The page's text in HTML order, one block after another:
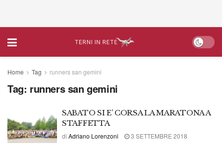
Home Tag runners san gemini
Tag: runners san gemini
SABATO SI E’ CORSA LA MARATONA A
STAFFETTA
di Adriano Lorenzoni 3 SETTEMBRE 2018